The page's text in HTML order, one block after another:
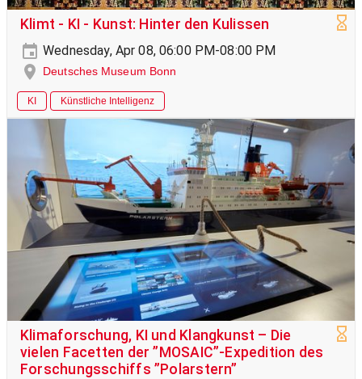
Klimt - KI - Kunst: Hinter den Kulissen
Wednesday, Apr 08, 06:00 PM-08:00 PM
Deutsches Museum Bonn
KI Künstliche Intelligenz
Klimaforschung, KI und Klangkunst – Die
vielen Facetten der ”MOSAIC”-Expedition des
Forschungsschiffs ”Polarstern”